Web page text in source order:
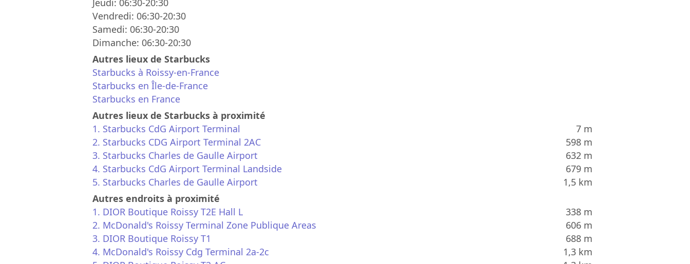
Jeudi: 06:30-20:30
Vendredi: 06:30-20:30
Samedi: 06:30-20:30
Dimanche: 06:30-20:30
Autres lieux de Starbucks
Starbucks à Roissy-en-France
Starbucks en Île-de-France
Starbucks en France
Autres lieux de Starbucks à proximité
1. Starbucks CdG Airport Terminal
7 m
2. Starbucks CDG Airport Terminal 2AC
598 m
3. Starbucks Charles de Gaulle Airport
632 m
4. Starbucks CdG Airport Terminal Landside
679 m
5. Starbucks Charles de Gaulle Airport
1,5 km
Autres endroits à proximité
1. DIOR Boutique Roissy T2E Hall L
338 m
2. McDonald's Roissy Terminal Zone Publique Areas
606 m
3. DIOR Boutique Roissy T1
688 m
4. McDonald's Roissy Cdg Terminal 2a-2c
1,3 km